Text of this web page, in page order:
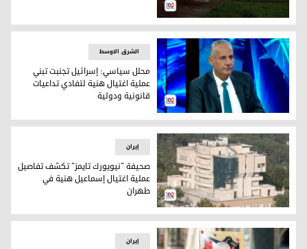
هنيّة يوارى الثرى في قطر
المحلل السياسي فراس النجماوي
الشرق الاوسط
محلل سياسي: إسرائيل تجنبت تبني
عملية اغتيال هنية لتفادي تداعيات
قانونية ودولية
المكان الذي نزل فيه إسماعيل هنية
إيران
صحيفة "نيويورك تايمز" تكشف تفاصيل
عملية اغتيال إسماعيل هنية في
طهران
إيران